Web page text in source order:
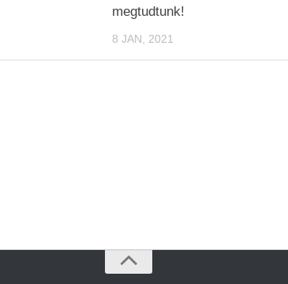
megtudtunk!
8 JAN, 2021